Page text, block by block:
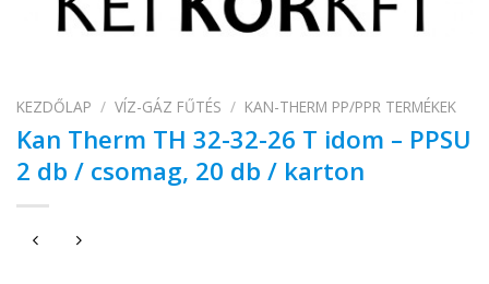
KEZDŐLAP / VÍZ-GÁZ FŰTÉS / KAN-THERM PP/PPR TERMÉKEK
Kan Therm TH 32-32-26 T idom – PPSU
2 db / csomag, 20 db / karton